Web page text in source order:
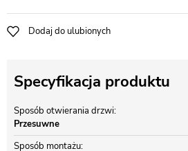
Dodaj do ulubionych
Specyfikacja produktu
Sposób otwierania drzwi
Przesuwne
Sposób montażu